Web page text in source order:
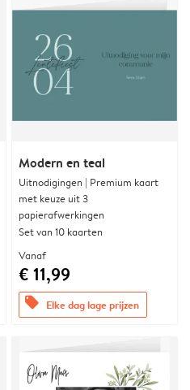
Modern en teal
Uitnodigingen | Premium kaart
met keuze uit 3
papierafwerkingen
Set van 10 kaarten
Vanaf
€ 11,99
offers Elke dag lage prijzen